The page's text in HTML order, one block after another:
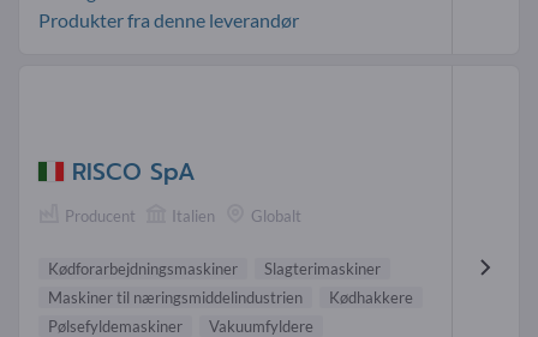
Produkter fra denne leverandør
RISCO SpA
Producent Italien Globalt
Kødforarbejdningsmaskiner
Slagterimaskiner
Maskiner til næringsmiddelindustrien
Kødhakkere
Pølsefyldemaskiner
Vakuumfyldere